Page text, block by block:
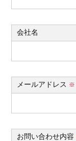
会社名
メールアドレス ※
お問い合わせ内容